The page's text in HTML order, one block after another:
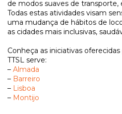
de modos suaves de transporte,
Todas estas atividades visam
uma mudança de hábitos de
as cidades mais inclusivas,
Conheça as iniciativas
TTSL serve:
– Almada
– Barreiro
– Lisboa
– Montijo